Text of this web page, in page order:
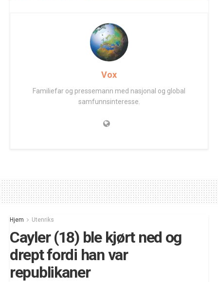
Vox
Familiefar og pressemann med nasjonal og global
samfunnsinteresse.
Hjem Utenriks
Cayler (18) ble kjørt ned og
drept fordi han var
republikaner